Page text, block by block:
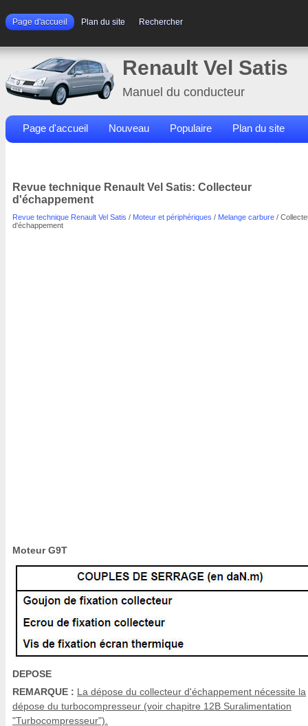
Page d'accueil Plan du site Rechercher
Renault Vel Satis
Manuel du conducteur
Page d'accueil Nouveau Populaire Plan du site
Revue technique Renault Vel Satis: Collecteur
d'échappement
Revue technique Renault Vel Satis / Moteur et périphériques / Melange carbure /
d'échappement
Moteur G9T
DEPOSE
REMARQUE : La dépose du collecteur d'échappement nécessite la
dépose du turbocompresseur (voir chapitre 12B Suralimentation
"Turbocompresseur").